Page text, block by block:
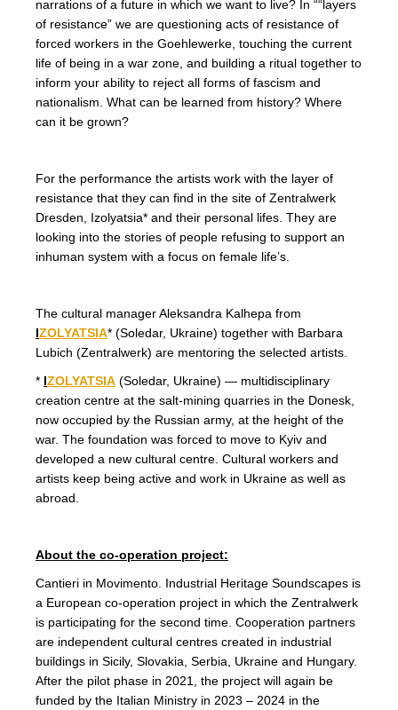
narrations of a future in which we want to live? In ““layers
of resistance” we are questioning acts of resistance of
forced workers in the Goehlewerke, touching the current
life of being in a war zone, and building a ritual together to
inform your ability to reject all forms of fascism and
nationalism. What can be learned from history? Where
can it be grown?
For the performance the artists work with the layer of
resistance that they can find in the site of Zentralwerk
Dresden, Izolyatsia* and their personal lifes. They are
looking into the stories of people refusing to support an
inhuman system with a focus on female life’s.
The cultural manager Aleksandra Kalhepa from
IZOLYATSIA* (Soledar, Ukraine) together with Barbara
Lubich (Zentralwerk) are mentoring the selected artists.
* IZOLYATSIA (Soledar, Ukraine) — multidisciplinary
creation centre at the salt-mining quarries in the Donesk,
now occupied by the Russian army, at the height of the
war. The foundation was forced to move to Kyiv and
developed a new cultural centre. Cultural workers and
artists keep being active and work in Ukraine as well as
abroad.
About the co-operation project:
Cantieri in Movimento. Industrial Heritage Soundscapes is
a European co-operation project in which the Zentralwerk
is participating for the second time. Cooperation partners
are independent cultural centres created in industrial
buildings in Sicily, Slovakia, Serbia, Ukraine and Hungary.
After the pilot phase in 2021, the project will again be
funded by the Italian Ministry in 2023 – 2024 in the